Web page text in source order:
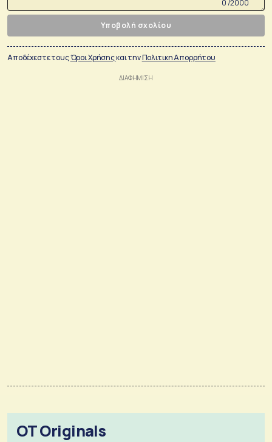
0 /2000
Υποβολή σχολίου
Αποδέχεστε τουςΌροι Χρήσηςκαι τηνΠολιτικη Απορρήτου
OT Originals